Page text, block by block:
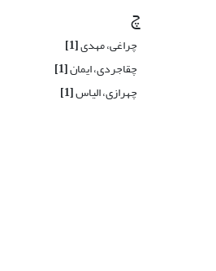
چ
چراغی، مهدی[1]
چقاجردی، ایمان[1]
چهرازی، الیاس[1]